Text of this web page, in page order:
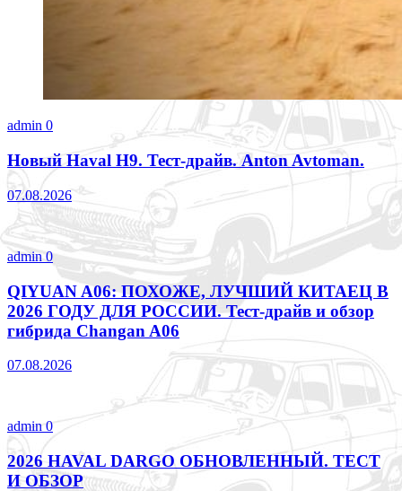
admin 0
Новый Haval H9. Тест-драйв. Anton Avtoman.
07.08.2026
admin0
QIYUAN A06: ПОХОЖЕ, ЛУЧШИЙ КИТАЕЦ В
2026 ГОДУ ДЛЯ РОССИИ. Тест-драйв и обзор
гибрида Changan A06
07.08.2026
admin 0
2026 HAVAL DARGO ОБНОВЛЕННЫЙ. ТЕСТ
И ОБЗОР